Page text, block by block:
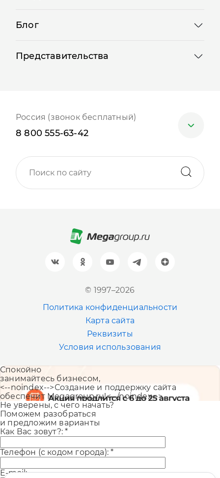
© 1997–2026
Политика конфиденциальности
Карта сайта
Реквизиты
Условия использования
Блог
Представительства
Россия (звонок бесплатный)
8 800 555-63-42
+7 (961) 999-93-93
+7 (383) 207-80-51
+7 (843) 202-41-47
+7 (343) 226-06-71
Спокойно
занимайтесь бизнесом,
<--noindex-->Создание и поддержку сайта
обеспечит Megagroup.ru!<--/noindex-->
Не уверены, с чего начать?
Поможем разобраться
и предложим варианты
Как Вас зовут?:*
Телефон (с кодом города):*
E-mail: